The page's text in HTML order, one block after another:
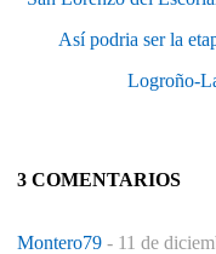
Así podria ser la
Logroño-
3 COMENTARIOS
Montero79 - 11 de